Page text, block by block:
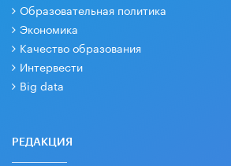
Образовательная политика
Экономика
Качество образования
Интервести
Big data
РЕДАКЦИЯ